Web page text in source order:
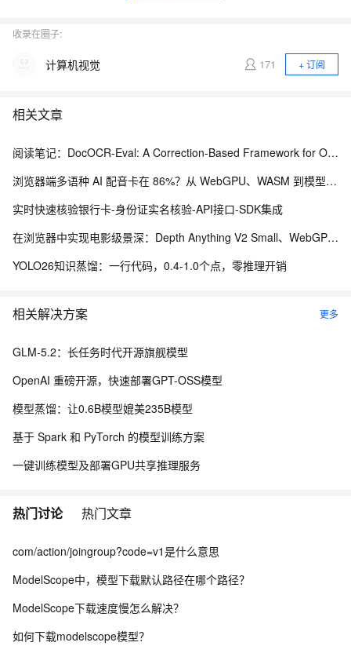
收录在圈子:
计算机视觉 171 + 订阅
相关文章
阅读笔记：DocOCR-Eval: A Correction-Based Framework for OCR Tool Selection Without Ground Truth
浏览器端多语种 AI 配音卡在 86%？从 WebGPU、WASM 到模型缓存治理的完整修复实践
实时快速核验银行卡-身份证实名核验-API接口-SDK集成
在浏览器中实现电影级景深：Depth Anything V2 Small、WebGPU 与本地视频编辑实践
YOLO26知识蒸馏：一行代码，0.4-1.0个点，零推理开销
相关解决方案 更多
GLM-5.2：长任务时代开源旗舰模型
OpenAI 重磅开源，快速部署GPT-OSS模型
模型蒸馏：让0.6B模型媲美235B模型
基于 Spark 和 PyTorch 的模型训练方案
一键训练模型及部署GPU共享推理服务
热门讨论 热门文章
com/action/joingroup?code=v1是什么意思
ModelScope中，模型下载默认路径在哪个路径？
ModelScope下载速度慢怎么解决？
如何下载modelscope模型？